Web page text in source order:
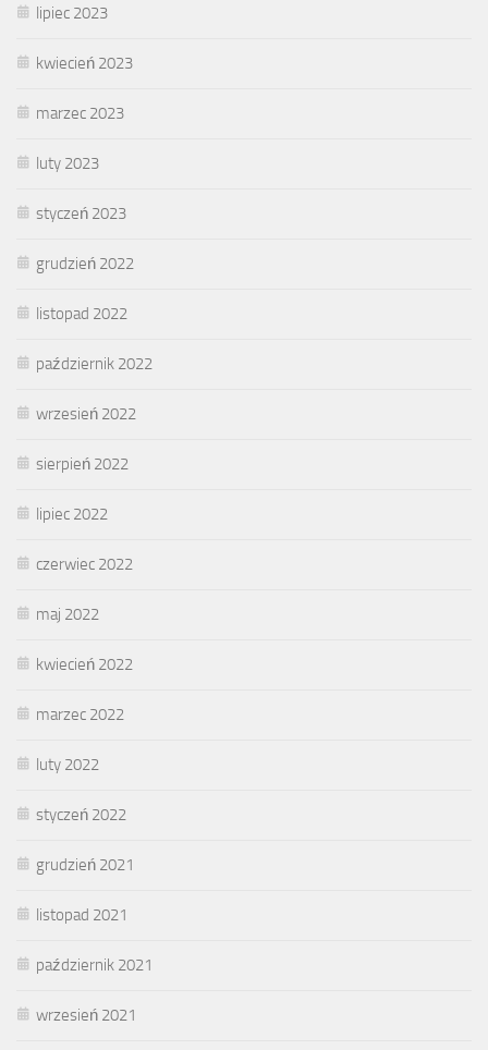
lipiec 2023
kwiecień 2023
marzec 2023
luty 2023
styczeń 2023
grudzień 2022
listopad 2022
październik 2022
wrzesień 2022
sierpień 2022
lipiec 2022
czerwiec 2022
maj 2022
kwiecień 2022
marzec 2022
luty 2022
styczeń 2022
grudzień 2021
listopad 2021
październik 2021
wrzesień 2021